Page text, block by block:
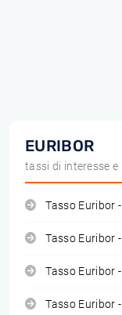
EURIBOR
tassi di interesse
Tasso Euribor
Tasso Euribor
Tasso Euribor
Tasso Euribor